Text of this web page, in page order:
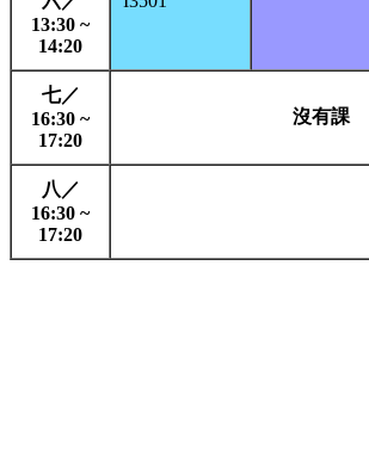
13:30 ~
14:20
七／
16:30 ~
17:20
沒有課
八／
16:30 ~
17:20